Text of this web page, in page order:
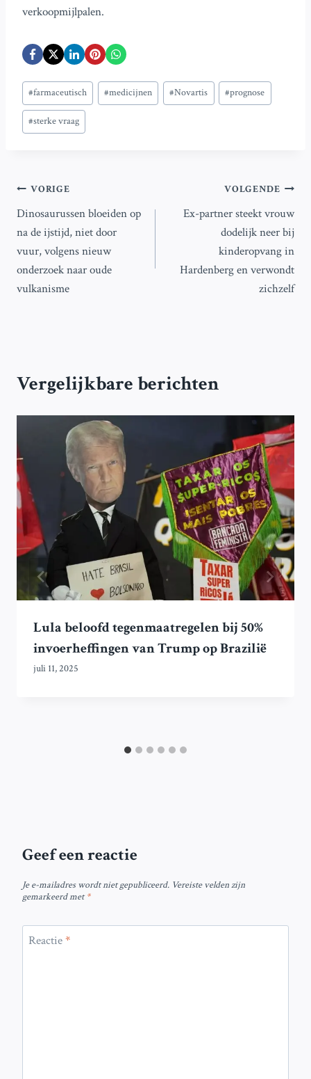
verkoopmijlpalen.
Bericht
tags:
#farmaceutisch #medicijnen #Novartis #prognose
#sterke vraag
Bericht
navigatie
VORIGE
Dinosaurussen bloeiden op
na de ijstijd, niet door
vuur, volgens nieuw
onderzoek naar oude
vulkanisme
VOLGENDE
Ex-partner steekt vrouw
dodelijk neer bij
kinderopvang in
Hardenberg en verwondt
zichzelf
Vergelijkbare berichten
Lula beloofd tegenmaatregelen bij 50%
invoerheffingen van Trump op Brazilië
juli 11, 2025
Geef een reactie
Je e-mailadres wordt niet gepubliceerd. Vereiste velden zijn
gemarkeerd met*
Reactie*